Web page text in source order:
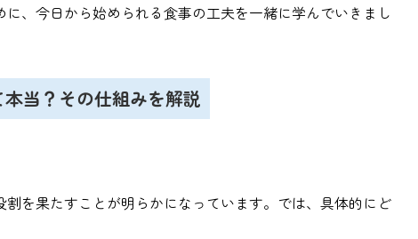
、今日から始められる食事の工夫を一緒に学んでいきまし
当？その仕組みを解説
を果たすことが明らかになっています。では、具体的にど